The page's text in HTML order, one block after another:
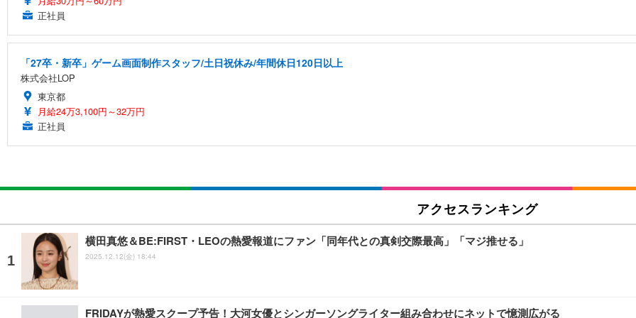
正社員
「27卒・新卒」ゲーム画面制作スタッフ/土日祝休み/年間休日120日以上
株式会社LOP
東京都
月給24万3,100円～32万円
正社員
アクセスランキング
横田真悠＆BE:FIRST・LEOの熱愛報道にファン「同年代との真剣交際最高」「マジ推せる」
2025.12.12(金) 18:44
FRIDAYが熱愛スクープ予告！大河女優とシンガーソングライター組み合わせにネットで憶測広がる